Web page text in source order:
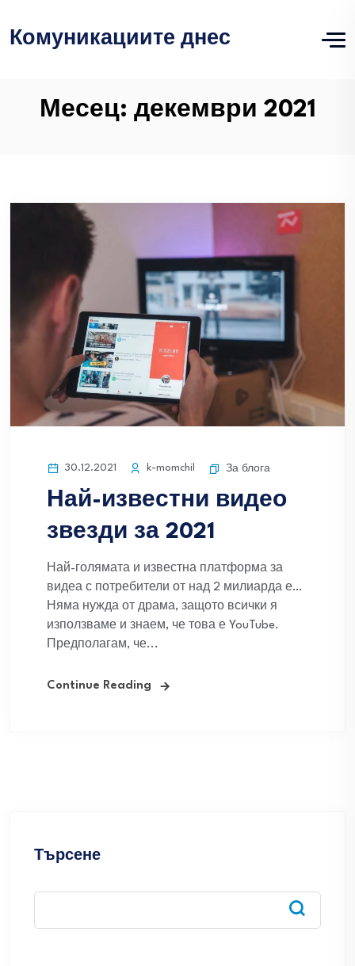
Комуникациите днес
Месец: декември 2021
30.12.2021 k-momchil За блога
Най-известни видео
звезди за 2021
Най-голямата и известна платформа за
видеа с потребители от над 2 милиарда е…
Няма нужда от драма, защото всички я
използваме и знаем, че това е YouTube.
Предполагам, че...
Continue Reading
Търсене